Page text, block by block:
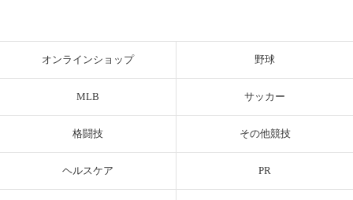
オンラインショップ 野球
MLB サッカー
格闘技 その他競技
ヘルスケア PR